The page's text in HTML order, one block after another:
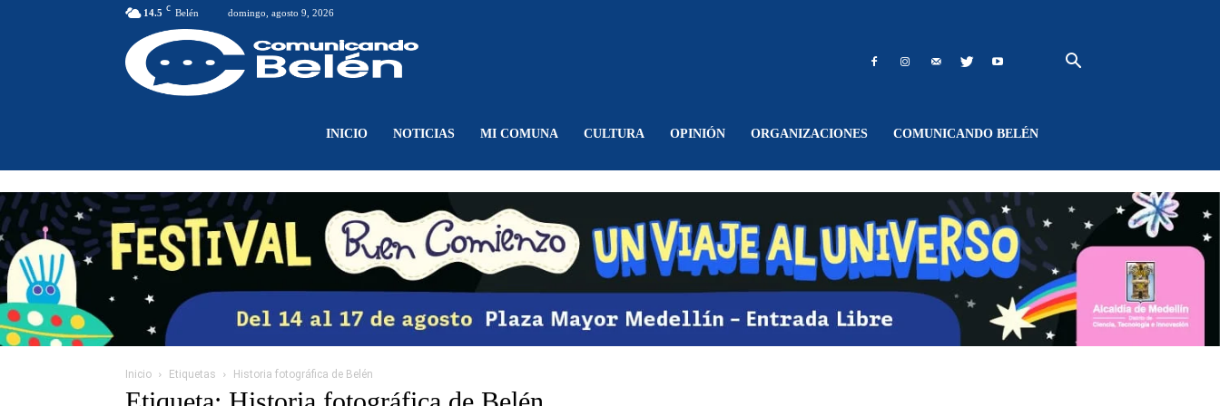
14.5 C Belén domingo, agosto 9, 2026
Belén
INICIO NOTICIAS MI COMUNA CULTURA OPINIÓN ORGANIZACIONES COMUNICANDO BELÉN
Inicio Etiquetas Historia fotográfica de Belén